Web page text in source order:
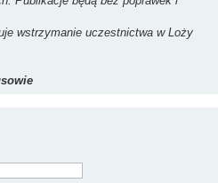
wstrzymanie uczestnictwa w Loży